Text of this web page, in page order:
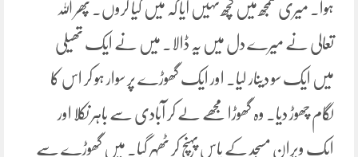
ہوا۔ میری سمجھ میں کچھ نہیں آیا کہ میں کیا کروں۔ پھر اللہ
تعالی نے میرے دل میں یہ ڈالا۔ میں نے ایک تھیلی
میں ایک سو دینار لیا۔ اور ایک گھوڑے پر سوار ہو کر اس کا
لگام چھوڑ دیا۔ وہ گھوڑا مجھے لے کر آبادی سے باہر نکلا اور
ایک ویران مسجد کے پاس پہنچ کر ٹھہر گیا۔ میں گھوڑے سے